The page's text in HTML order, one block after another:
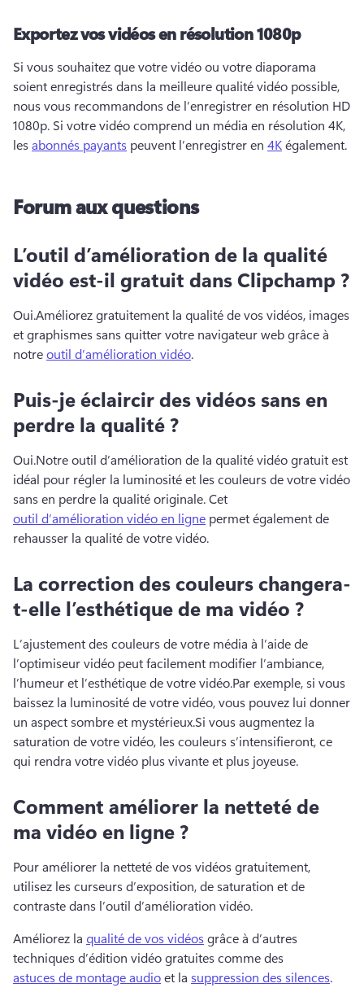
Exportez vos vidéos en résolution 1080p
Si vous souhaitez que votre vidéo ou votre diaporama
soient enregistrés dans la meilleure qualité vidéo possible,
nous vous recommandons de l’enregistrer en résolution HD
1080p. Si votre vidéo comprend un média en résolution 4K,
les abonnés payants peuvent l’enregistrer en 4K également.
Forum aux questions
L’outil d’amélioration de la qualité
vidéo est-il gratuit dans Clipchamp ?
Oui.Améliorez gratuitement la qualité de vos vidéos, images
et graphismes sans quitter votre navigateur web grâce à
notre outil d’amélioration vidéo.
Puis-je éclaircir des vidéos sans en
perdre la qualité ?
Oui.Notre outil d’amélioration de la qualité vidéo gratuit est
idéal pour régler la luminosité et les couleurs de votre vidéo
sans en perdre la qualité originale. Cet
outil d’amélioration vidéo en ligne permet également de
rehausser la qualité de votre vidéo.
La correction des couleurs changera-
t-elle l’esthétique de ma vidéo ?
L’ajustement des couleurs de votre média à l’aide de
l’optimiseur vidéo peut facilement modifier l’ambiance,
l’humeur et l’esthétique de votre vidéo.Par exemple, si vous
baissez la luminosité de votre vidéo, vous pouvez lui donner
un aspect sombre et mystérieux.Si vous augmentez la
saturation de votre vidéo, les couleurs s’intensifieront, ce
qui rendra votre vidéo plus vivante et plus joyeuse.
Comment améliorer la netteté de
ma vidéo en ligne ?
Pour améliorer la netteté de vos vidéos gratuitement,
utilisez les curseurs d’exposition, de saturation et de
contraste dans l’outil d’amélioration vidéo.
Améliorez la qualité de vos vidéos grâce à d’autres
techniques d’édition vidéo gratuites comme des
astuces de montage audio et la suppression des silences.